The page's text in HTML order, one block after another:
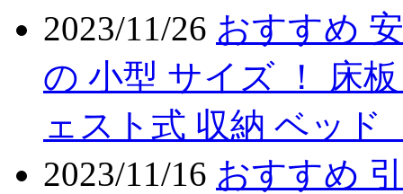
2023/11/26 おすすめ
の 小型 サイズ ！ 床
ェスト式 収納 ベッド
2023/11/16 おすすめ